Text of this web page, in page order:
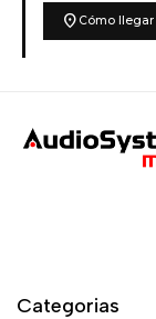
location_on Cómo llegar
Categorias